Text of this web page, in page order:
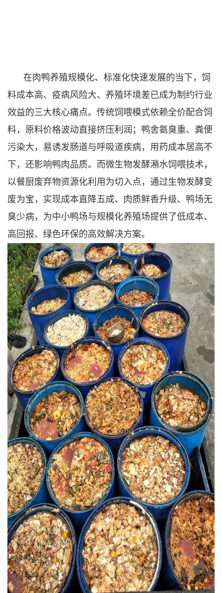
在肉鸭养殖规模化、标准化快速发展的当下，饲
料成本高、疫病风险大、养殖环境差已成为制约行业
效益的三大核心痛点。传统饲喂模式依赖全价配合饲
料，原料价格波动直接挤压利润；鸭舍氨臭重、粪便
污染大，易诱发肠道与呼吸道疾病，用药成本居高不
下，还影响鸭肉品质。而微生物发酵潲水饲喂技术，
以餐厨废弃物资源化利用为切入点，通过生物发酵变
废为宝，实现成本直降五成、肉质鲜香升级、鸭场无
臭少病，为中小鸭场与规模化养殖场提供了低成本、
高回报、绿色环保的高效解决方案。